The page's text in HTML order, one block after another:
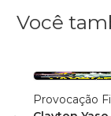
Você
Provocação